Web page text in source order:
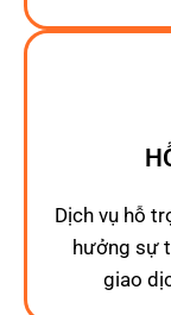
Dịch vụ hỗ
hưởng sự
giao